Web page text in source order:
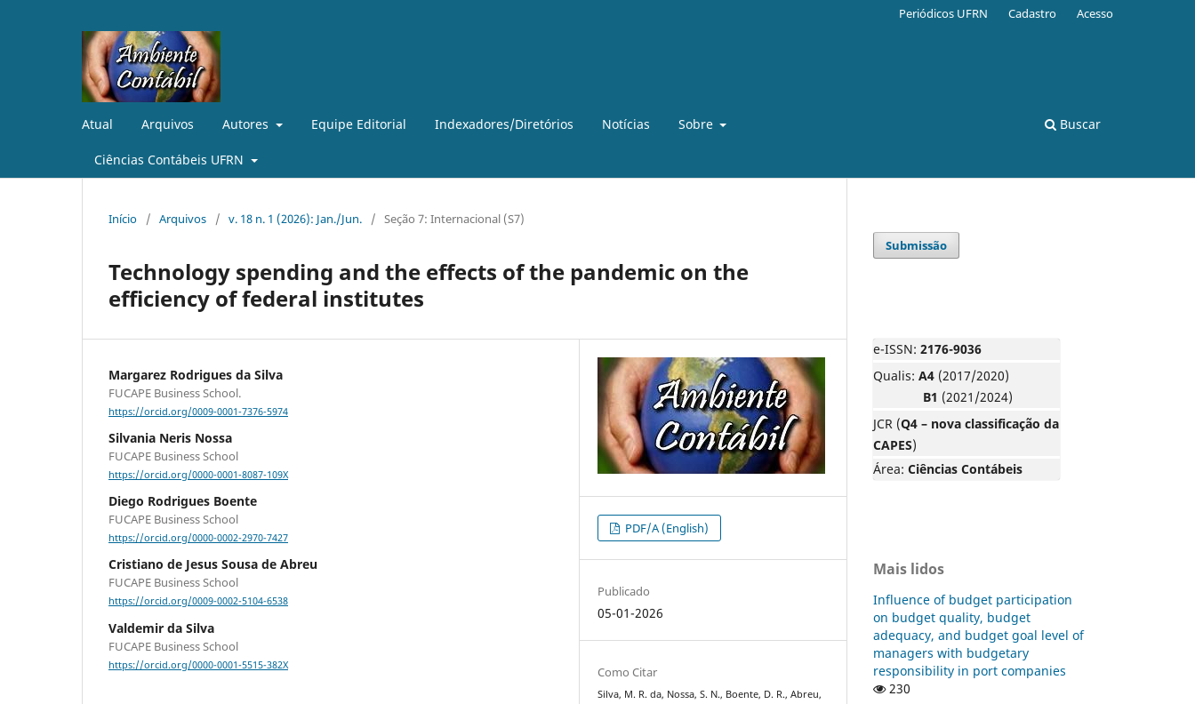
Atual Arquivos Autores Equipe Editorial Indexadores/Diretórios Notícias Sobre
Ciências Contábeis UFRN
Buscar
Periódicos UFRN Cadastro Acesso
Início / Arquivos / v. 18 n. 1 (2026): Jan./Jun. / Seção 7: Internacional (S7)
Technology spending and the effects of the pandemic on the
efficiency of federal institutes
Margarez Rodrigues da Silva
FUCAPE Business School.
https://orcid.org/0009-0001-7376-5974
Silvania Neris Nossa
FUCAPE Business School
https://orcid.org/0000-0001-8087-109X
Diego Rodrigues Boente
FUCAPE Business School
https://orcid.org/0000-0002-2970-7427
Cristiano de Jesus Sousa de Abreu
FUCAPE Business School
https://orcid.org/0009-0002-5104-6538
Valdemir da Silva
FUCAPE Business School
https://orcid.org/0000-0001-5515-382X
PDF/A (English)
Publicado
05-01-2026
Como Citar
Silva, M. R. da, Nossa, S. N., Boente, D. R., Abreu,
Submissão
e-ISSN: 2176-9036
Qualis: A4 (2017/2020)
B1 (2021/2024)
JCR (Q4 – nova classificação da
CAPES)
Área: Ciências Contábeis
Mais lidos
Influence of budget participation
on budget quality, budget
adequacy, and budget goal level of
managers with budgetary
responsibility in port companies
230